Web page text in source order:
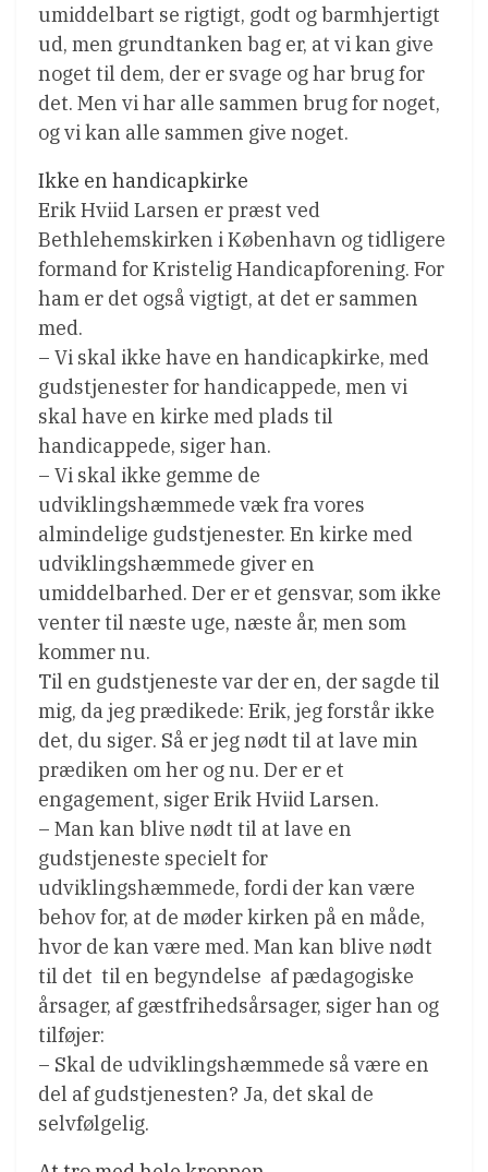
umiddelbart se rigtigt, godt og barmhjertigt
ud, men grundtanken bag er, at vi kan give
noget til dem, der er svage og har brug for
det. Men vi har alle sammen brug for noget,
og vi kan alle sammen give noget.
Ikke en handicapkirke
Erik Hviid Larsen er præst ved
Bethlehemskirken i København og tidligere
formand for Kristelig Handicapforening. For
ham er det også vigtigt, at det er sammen
med.
– Vi skal ikke have en handicapkirke, med
gudstjenester for handicappede, men vi
skal have en kirke med plads til
handicappede, siger han.
– Vi skal ikke gemme de
udviklingshæmmede væk fra vores
almindelige gudstjenester. En kirke med
udviklingshæmmede giver en
umiddelbarhed. Der er et gensvar, som ikke
venter til næste uge, næste år, men som
kommer nu.
Til en gudstjeneste var der en, der sagde til
mig, da jeg prædikede: Erik, jeg forstår ikke
det, du siger. Så er jeg nødt til at lave min
prædiken om her og nu. Der er et
engagement, siger Erik Hviid Larsen.
– Man kan blive nødt til at lave en
gudstjeneste specielt for
udviklingshæmmede, fordi der kan være
behov for, at de møder kirken på en måde,
hvor de kan være med. Man kan blive nødt
til det  til en begyndelse  af pædagogiske
årsager, af gæstfrihedsårsager, siger han og
tilføjer:
– Skal de udviklingshæmmede så være en
del af gudstjenesten? Ja, det skal de
selvfølgelig.